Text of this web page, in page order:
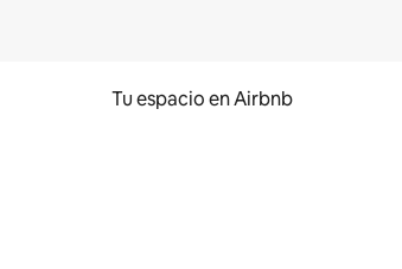
Tu espacio en Airbnb